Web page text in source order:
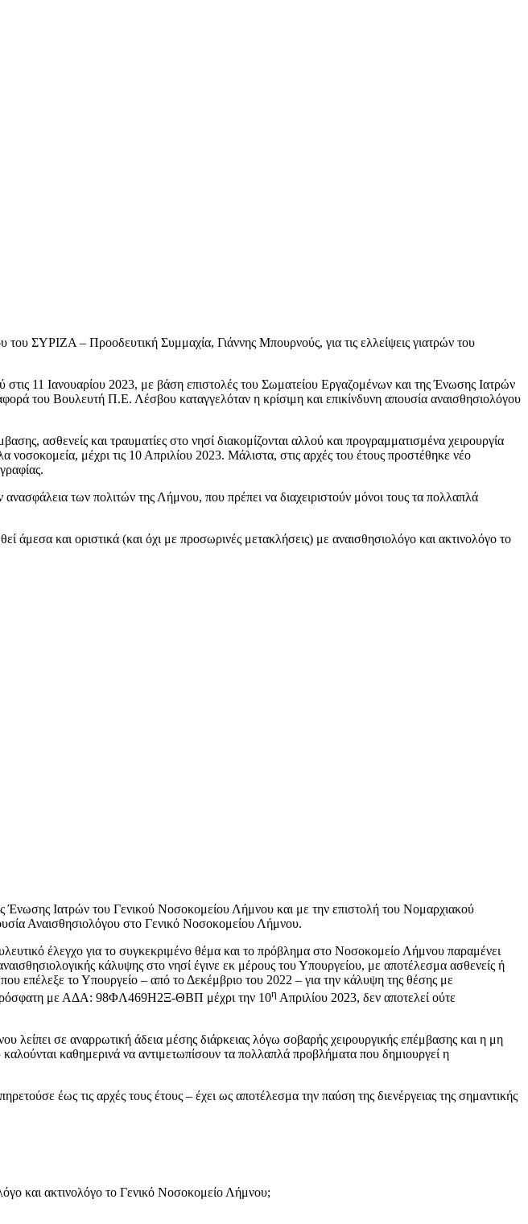
ΣΥΡΙΖΑ – Προοδευτική Συμμαχία, Γιάννης Μπουρνούς, για τις ελλείψεις γιατρών του
11 Ιανουαρίου 2023, με βάση επιστολές του Σωματείου Εργαζομένων και της Ένωσης Ιατρών
του Βουλευτή Π.Ε. Λέσβου καταγγελόταν η κρίσιμη και επικίνδυνη απουσία αναισθησιολόγου
ασθενείς και τραυματίες στο νησί διακομίζονται αλλού και προγραμματισμένα χειρουργία
μέχρι τις 10 Απριλίου 2023. Μάλιστα, στις αρχές του έτους προστέθηκε νέο
των πολιτών της Λήμνου, που πρέπει να διαχειριστούν μόνοι τους τα πολλαπλά
άμεσα και οριστικά (και όχι με προσωρινές μετακλήσεις) με αναισθησιολόγο και ακτινολόγο το
Ένωσης Ιατρών του Γενικού Νοσοκομείου Λήμνου και με την επιστολή του Νομαρχιακού
Αναισθησιολόγου στο Γενικό Νοσοκομείου Λήμνου.
έλεγχο για το συγκεκριμένο θέμα και το πρόβλημα στο Νοσοκομείο Λήμνου παραμένει
κάλυψης στο νησί έγινε εκ μέρους του Υπουργείου, με αποτέλεσμα ασθενείς ή
επέλεξε το Υπουργείο – από το Δεκέμβριο του 2022 – για την κάλυψη της θέσης με
πρόσφατη με ΑΔΑ: 98ΦΛ469Η2Ξ-ΘΒΠ μέχρι την 10η Απριλίου 2023, δεν αποτελεί ούτε
σε αναρρωτική άδεια μέσης διάρκειας λόγω σοβαρής χειρουργικής επέμβασης και η μη
καθημερινά να αντιμετωπίσουν τα πολλαπλά προβλήματα που δημιουργεί η
έως τις αρχές τους έτους – έχει ως αποτέλεσμα την παύση της διενέργειας της σημαντικής
και ακτινολόγο το Γενικό Νοσοκομείο Λήμνου;